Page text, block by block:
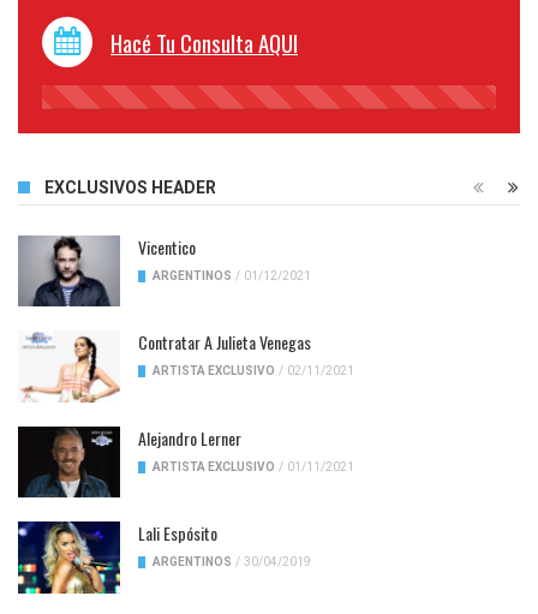
Hacé Tu Consulta AQUI
45%
EXCLUSIVOS HEADER
Vicentico
ARGENTINOS / 01/12/2021
Contratar A Julieta Venegas
ARTISTA EXCLUSIVO / 02/11/2021
Alejandro Lerner
ARTISTA EXCLUSIVO / 01/11/2021
Lali Espósito
ARGENTINOS / 30/04/2019